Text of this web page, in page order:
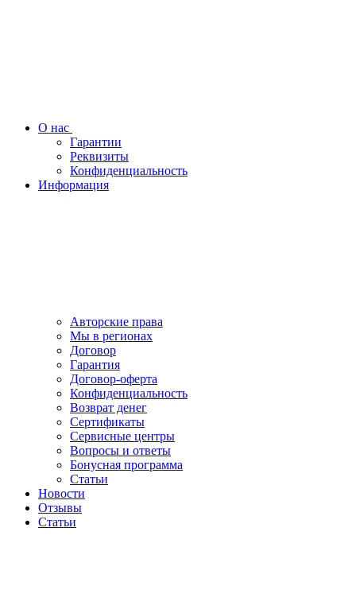
О нас
Гарантии
Реквизиты
Конфиденциальность
Информация
Авторские права
Мы в регионах
Договор
Гарантия
Договор-оферта
Конфиденциальность
Возврат денег
Сертификаты
Сервисные центры
Вопросы и ответы
Бонусная программа
Статьи
Новости
Отзывы
Статьи